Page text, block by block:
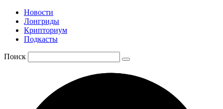
Новости
Лонгриды
Крипториум
Подкасты
Поиск